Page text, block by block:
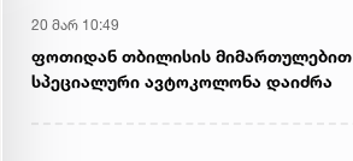
20 მარ 10:49
ფოთიდან თბილისის მიმართულებით
სპეციალური ავტოკოლონა დაიძრა